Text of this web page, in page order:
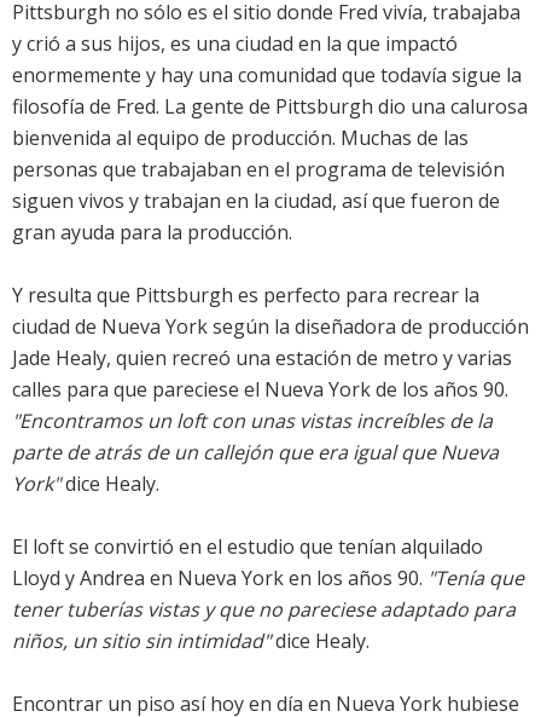
Pittsburgh no sólo es el sitio donde Fred vivía, trabajaba
y crió a sus hijos, es una ciudad en la que impactó
enormemente y hay una comunidad que todavía sigue la
filosofía de Fred. La gente de Pittsburgh dio una calurosa
bienvenida al equipo de producción. Muchas de las
personas que trabajaban en el programa de televisión
siguen vivos y trabajan en la ciudad, así que fueron de
gran ayuda para la producción.
Y resulta que Pittsburgh es perfecto para recrear la
ciudad de Nueva York según la diseñadora de producción
Jade Healy, quien recreó una estación de metro y varias
calles para que pareciese el Nueva York de los años 90.
"Encontramos un loft con unas vistas increíbles de la
parte de atrás de un callejón que era igual que Nueva
York"dice Healy.
El loft se convirtió en el estudio que tenían alquilado
Lloyd y Andrea en Nueva York en los años 90. "Tenía que
tener tuberías vistas y que no pareciese adaptado para
niños, un sitio sin intimidad"dice Healy.
Encontrar un piso así hoy en día en Nueva York hubiese